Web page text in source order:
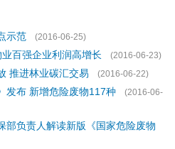
示范
(2016-06-25)
百强企业利润高增长
(2016-06-23)
推进林业碳汇交易
(2016-06-22)
发布 新增危险废物117种
(2016-06-
负责人解读新版《国家危险废物